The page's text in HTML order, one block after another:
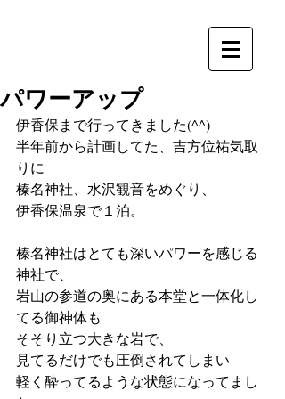
パワーアップ
伊香保まで行ってきました(^^)
半年前から計画してた、吉方位祐気取
りに
榛名神社、水沢観音をめぐり、
伊香保温泉で１泊。
榛名神社はとても深いパワーを感じる
神社で、
岩山の参道の奥にある本堂と一体化し
てる御神体も
そそり立つ大きな岩で、
見てるだけでも圧倒されてしまい
軽く酔ってるような状態になってまし